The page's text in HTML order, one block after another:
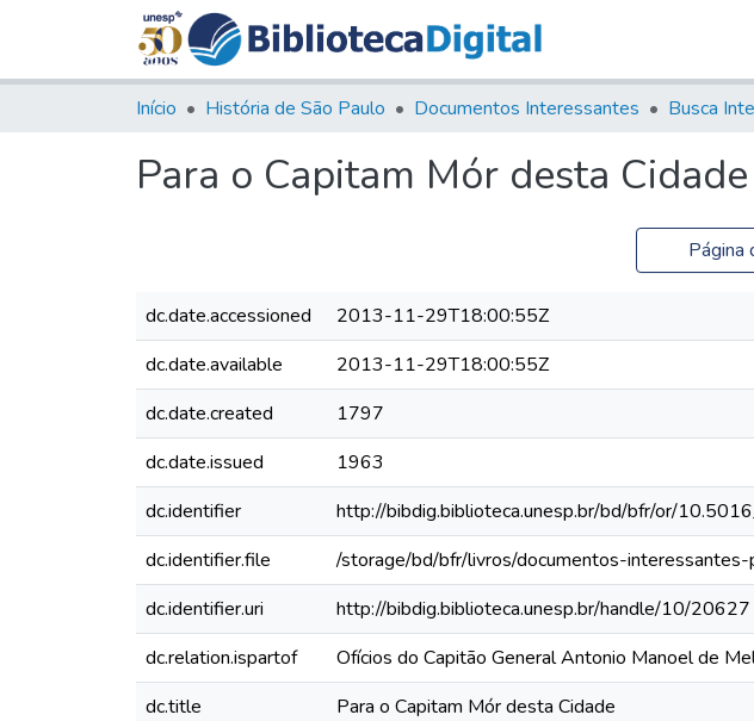
Início História de São Paulo Documentos Interessantes Busca
Para o Capitam Mór desta Cidade
Página
dc.date.accessioned
2013-11-29T18:00:55Z
dc.date.available
2013-11-29T18:00:55Z
dc.date.created
1797
dc.date.issued
1963
dc.identifier
http://bibdig.biblioteca.unesp.br/bd/bfr/or/
dc.identifier.file
/storage/bd/bfr/livros/documentos-
dc.identifier.uri
http://bibdig.biblioteca.unesp.br/handle/10/20627
dc.relation.ispartof
Ofícios do Capitão General Antonio Manoel de
dc.title
Para o Capitam Mór desta Cidade